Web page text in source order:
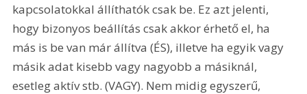
kapcsolatokkal állíthatók csak be. Ez azt jelenti,
hogy bizonyos beállítás csak akkor érhető el, ha
más is be van már állítva (ÉS), illetve ha egyik vagy
másik adat kisebb vagy nagyobb a másiknál,
esetleg aktív stb. (VAGY). Nem midig egyszerű,